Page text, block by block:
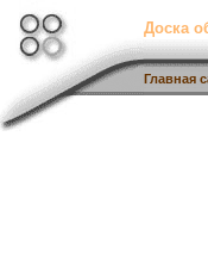
Доска
Главная